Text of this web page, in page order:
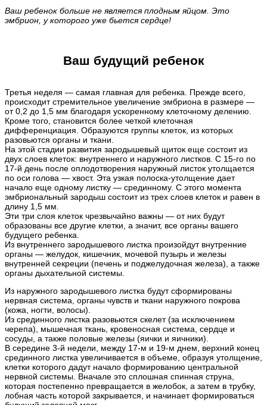
Ваш ребенок больше не является плодным яйцом. Это
эмбрион, у которого уже бьется сердце!
Ваш будущий ребенок
Третья неделя — самая главная для ребенка. Прежде всего,
происходит стремительное увеличение эмбриона в размере —
от 0,2 до 1,5 мм благодаря ускоренному клеточному делению.
Кроме того, становится более четкой клеточная
дифференциация. Образуются группы клеток, из которых
разовьются органы и ткани.
На этой стадии развития зародышевый щиток еще состоит из
двух слоев клеток: внутреннего и наружного листков. С 15-го по
17-й день после оплодотворения наружный листок утолщается
по оси голова — хвост. Эта узкая полоска-утолщение дает
начало еще одному листку — срединному. С этого момента
эмбриональный зародыш состоит из трех слоев клеток и равен в
длину 1,5 мм.
Эти три слоя клеток чрезвычайно важны — от них будут
образованы все другие клетки, а значит, все органы вашего
будущего ребенка.
Из внутреннего зародышевого листка произойдут внутренние
органы — желудок, кишечник, мочевой пузырь и железы
внутренней секреции (печень и поджелудочная железа), а также
органы дыхательной системы.
Из наружного зародышевого листка будут сформированы
нервная система, органы чувств и ткани наружного покрова
(кожа, ногти, волосы).
Из срединного листка разовьются скелет (за исключением
черепа), мышечная ткань, кровеносная система, сердце и
сосуды, а также половые железы (яички и яичники).
В середине 3-й недели, между 17-м и 19-м днем, верхний конец
срединного листка увеличивается в объеме, образуя утолщение,
клетки которого дадут начало формированию центральной
нервной системы. Вначале это сплошная спинная струна,
которая постепенно превращается в желобок, а затем в трубку,
лобная часть которой закрывается, и начинает формироваться